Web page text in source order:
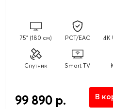
75" (180 см) PCT/EAC 4K
Спутник Smart TV
99 890 р. В